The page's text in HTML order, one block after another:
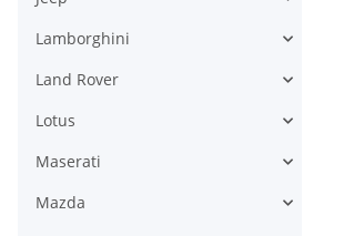
Lamborghini
Land Rover
Lotus
Maserati
Mazda